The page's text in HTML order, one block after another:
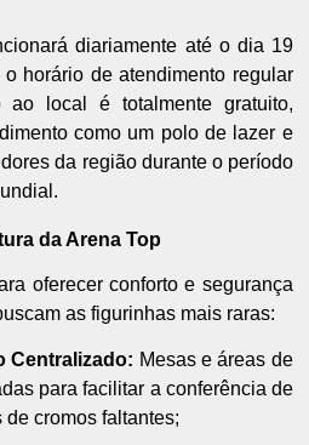
diariamente até o dia 19
horário de atendimento regular
ao local é totalmente gratuito,
como um polo de lazer e
da região durante o período
da Arena Top
oferecer conforto e segurança
as figurinhas mais raras:
Centralizado: Mesas e áreas de
para facilitar a conferência de
cromos faltantes;